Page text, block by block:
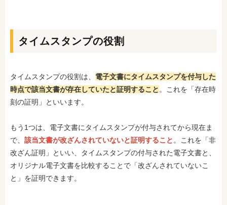
タイムスタンプの役割
タイムスタンプの役割は、 電子文書にタイムスタンプを付与した
時点で該当文書が存在していたと証明すること 。これを「存在時
刻の証明」といいます。
もう1つは、電子文書にタイムスタンプが付与されてから現在ま
で、 該当文書が改ざんされていないと証明すること 。これを「非
改ざん証明」といい、タイムスタンプの付与された電子文書と、
オリジナル電子文書を比較することで「改ざんされていないこ
と」を証明できます。